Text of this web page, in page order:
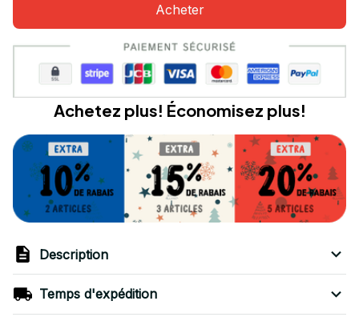
Acheter
Achetez plus! Économisez plus!
Description
Temps d'expédition